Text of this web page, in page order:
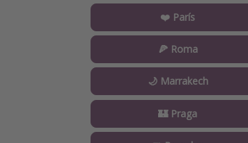
❤️ París
🍕 Roma
🌙 Marrakech
🏰 Praga